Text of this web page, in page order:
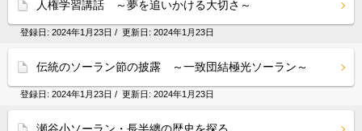
人権学習講話 ～夢を追いかける大切さ～
登録日: 2024年1月23日 / 更新日: 2024年1月23日
伝統のソーラン節の披露 ～一致団結極光ソーラン～
登録日: 2024年1月23日 / 更新日: 2024年1月23日